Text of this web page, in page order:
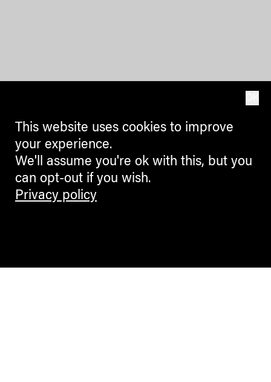
This website uses cookies to improve
your experience.
We'll assume you're ok with this, but you
can opt-out if you wish.
Privacy policy